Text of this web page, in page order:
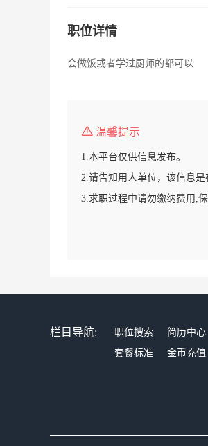
职位详情
会做饭或者学过厨师的都可以
温馨提示
1.本平台仅供信息发布。
2.请告知用人单位，该信息是
3.求职过程中请勿缴纳费用,保
栏目导航: 职位搜索 简历中心
套餐标准
金币充值